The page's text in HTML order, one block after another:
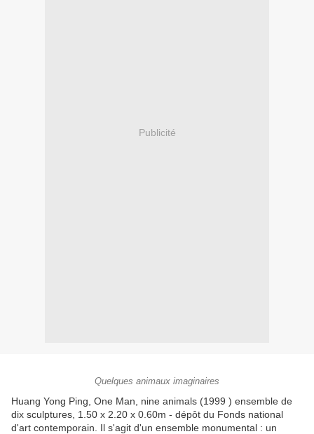
Publicité
Quelques animaux imaginaires
Huang Yong Ping, One Man, nine animals (1999 ) ensemble de
dix sculptures, 1.50 x 2.20 x 0.60m - dépôt du Fonds national
d'art contemporain. Il s'agit d'un ensemble monumental : un